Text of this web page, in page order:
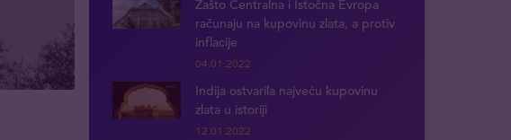
Zašto Centralna i Istočna Evropa
računaju na kupovinu zlata, a protiv
inflacije
04.01.2022
Indija ostvarila najveću kupovinu
zlata u istoriji
12.01.2022